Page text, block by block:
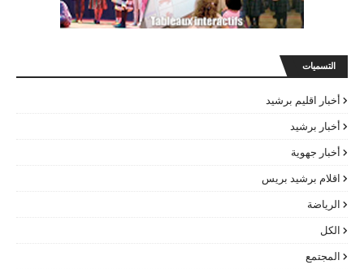
التسميات
أخبار اقليم برشيد
أخبار برشيد
أخبار جهوية
اقلام برشيد بريس
الرياضة
الكل
المجتمع